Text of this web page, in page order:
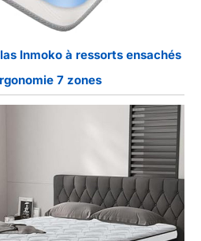
Inmoko à ressorts ensachés
7 zones